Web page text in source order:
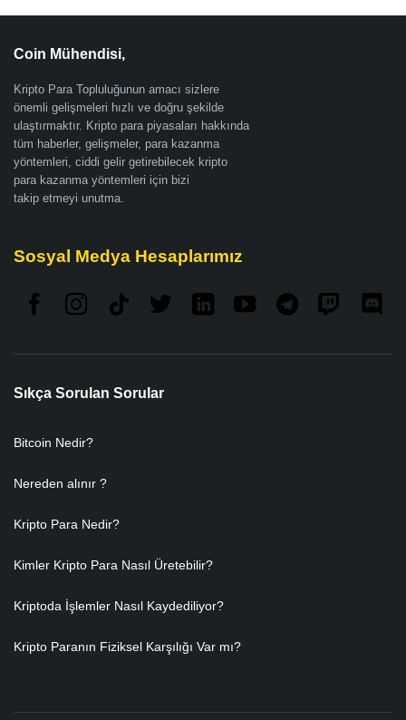
Coin Mühendisi,
Kripto Para Topluluğunun amacı sizlere
önemli gelişmeleri hızlı ve doğru şekilde
ulaştırmaktır. Kripto para piyasaları hakkında
tüm haberler, gelişmeler, para kazanma
yöntemleri, ciddi gelir getirebilecek kripto
para kazanma yöntemleri için bizi
takip etmeyi unutma.
Sosyal Medya Hesaplarımız
Sıkça Sorulan Sorular
Bitcoin Nedir?
Nereden alınır ?
Kripto Para Nedir?
Kimler Kripto Para Nasıl Üretebilir?
Kriptoda İşlemler Nasıl Kaydediliyor?
Kripto Paranın Fiziksel Karşılığı Var mı?